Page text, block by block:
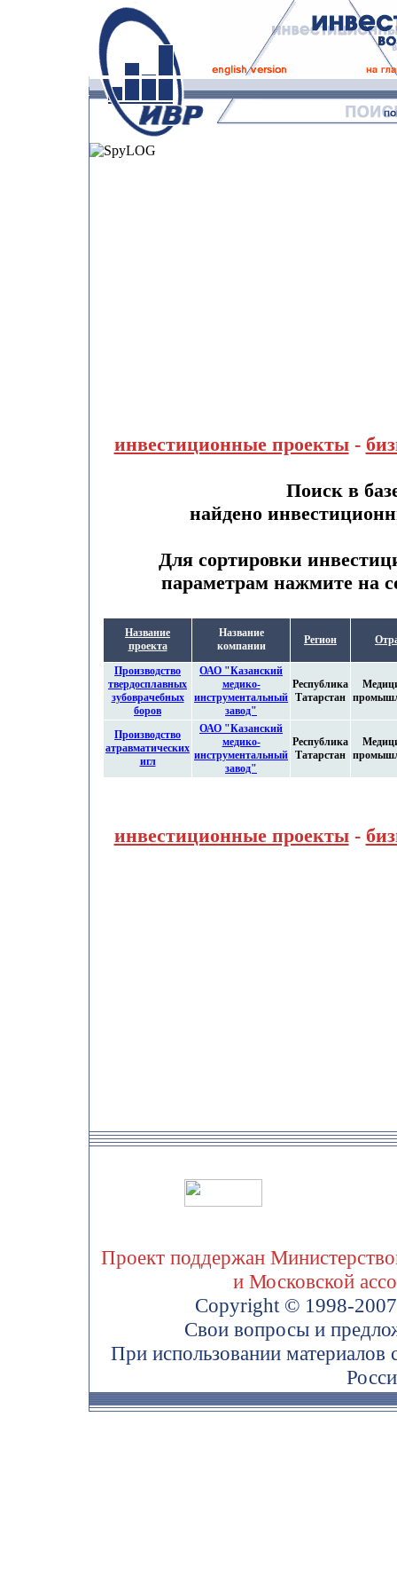
инвестиционные проекты-
Поиск в
найдено
Для сортировки
параметрам нажмите на
Название
проекта
Название
компании
Регион
Производство
твердосплавных
зубоврачебных
боров
ОАО "Казанский
медико-
инструментальный
завод"
Республика
Татарстан
Производство
атравматических
игл
ОАО "Казанский
медико-
инструментальный
завод"
Республика
Татарстан
инвестиционные проекты-
Проект поддержан
и Московской
Copyright © 1998-
Свои вопросы и
При использовании